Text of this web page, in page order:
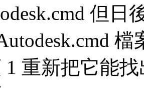
但日
重新把它能